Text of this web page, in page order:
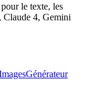
le texte, les
Claude 4, Gemini
Générateur